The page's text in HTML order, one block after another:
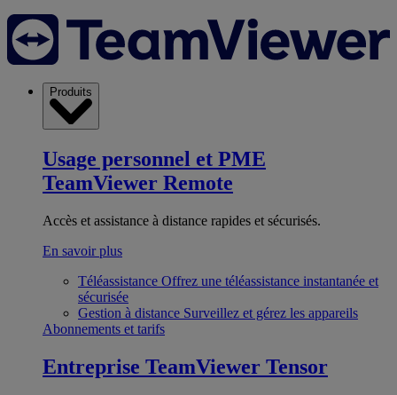
Produits
Usage personnel et PME
TeamViewer Remote
Accès et assistance à distance rapides et sécurisés.
En savoir plus
Téléassistance Offrez une téléassistance instantanée et
sécurisée
Gestion à distance Surveillez et gérez les appareils
Abonnements et tarifs
Entreprise TeamViewer Tensor